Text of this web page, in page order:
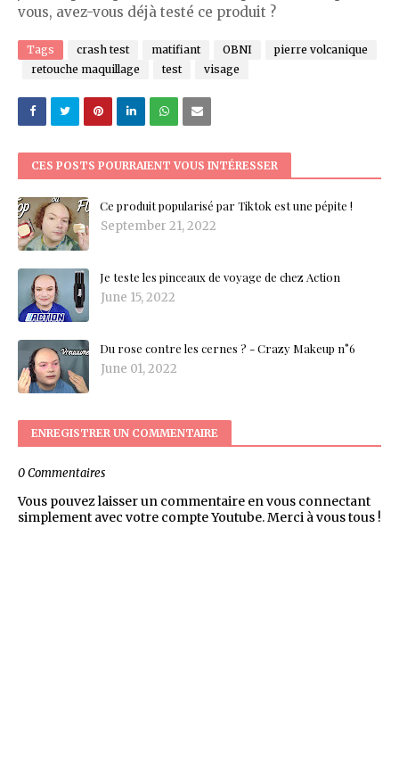
vous, avez-vous déjà testé ce produit ?
Tags crash test matifiant OBNI
pierre volcanique
retouche maquillage
test visage
CES POSTS POURRAIENT VOUS INTÉRESSER
Ce produit popularisé par Tiktok est une pépite !
September 21, 2022
Je teste les pinceaux de voyage de chez Action
June 15, 2022
Du rose contre les cernes ? - Crazy Makeup n°6
June 01, 2022
ENREGISTRER UN COMMENTAIRE
0 Commentaires
Vous pouvez laisser un commentaire en vous connectant
simplement avec votre compte Youtube. Merci à vous tous !